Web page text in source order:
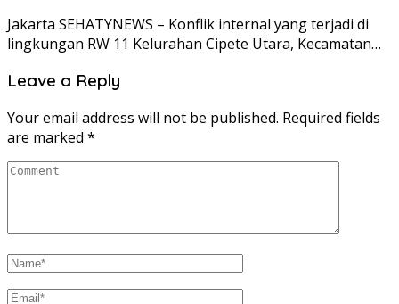
Jakarta SEHATYNEWS – Konflik internal yang terjadi di
lingkungan RW 11 Kelurahan Cipete Utara, Kecamatan…
Leave a Reply
Your email address will not be published. Required fields
are marked *